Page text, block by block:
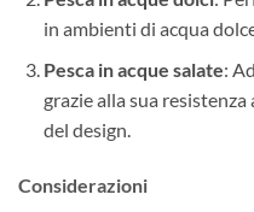
in ambienti di acqua
Pesca in acque salate:
grazie alla sua
del design.
Considerazioni